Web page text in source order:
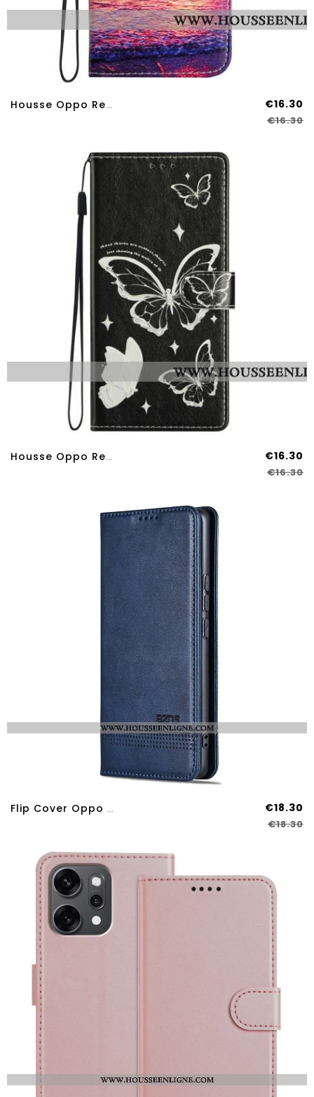
Housse Oppo Reno 14 Pro 5G Never Stop Dreaming €16.30
€16.30
Housse Oppo Reno 14 Pro 5G Papillons Noirs Et Blancs €16.30
€16.30
Flip Cover Oppo Reno 14 Pro 5G AZNS €18.30
€18.30